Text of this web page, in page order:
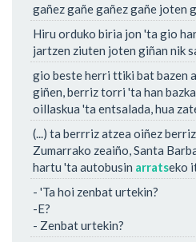
gañez gañe gañez gañe joten
Hiru orduko biria jon 'ta gio
jartzen ziuten joten giñan nik
gio beste herri ttiki bat bazen
giñen, berriz torri 'ta han
oillaskua 'ta entsalada, hua
(...) ta berrriz atzea oiñez
Zumarrako zeaiño, Santa
hartu 'ta autobusin arratseko
- 'Ta hoi zenbat urtekin?
-E?
- Zenbat urtekin?